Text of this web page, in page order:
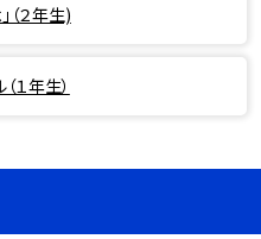
（２年生)
１年生）